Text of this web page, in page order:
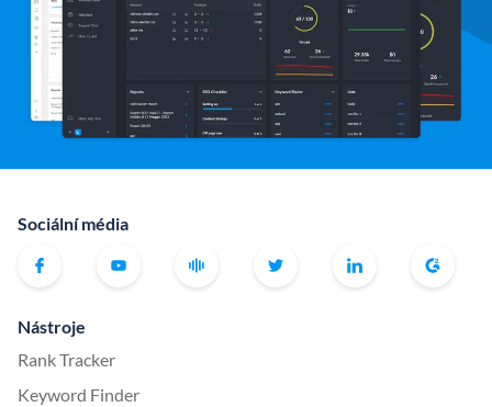
Sociální média
Nástroje
Rank Tracker
Keyword Finder